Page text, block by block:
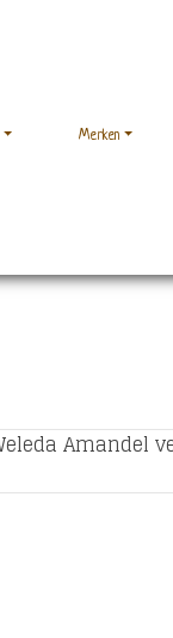
Merken